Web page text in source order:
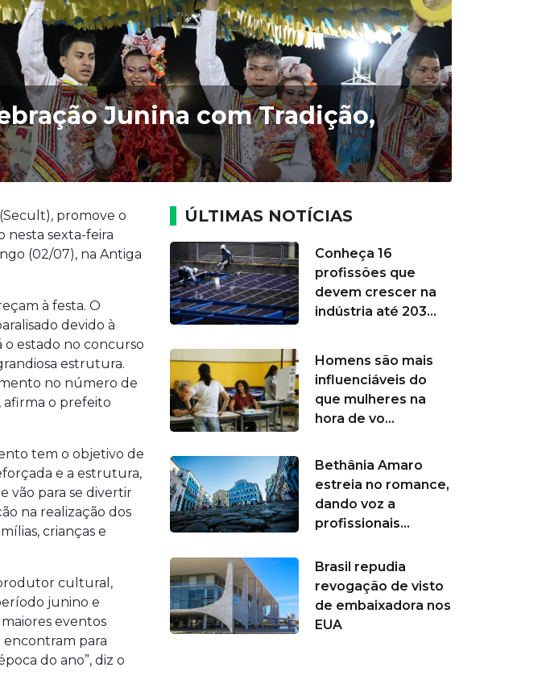
Junina com Tradição,
promove o
nesta sexta-feira
(02/07), na Antiga
à festa. O
devido à
o estado no concurso
estrutura.
no número de
afirma o prefeito
tem o objetivo de
e a estrutura,
vão para se divertir
na realização dos
crianças e
cultural,
junino e
eventos
encontram para
do ano”, diz o
ÚLTIMAS NOTÍCIAS
Conheça 16
profissões que
devem crescer na
indústria até 203...
Homens são mais
influenciáveis do
que mulheres na
hora de vo...
Bethânia Amaro
estreia no romance,
dando voz a
profissionais...
Brasil repudia
revogação de visto
de embaixadora nos
EUA